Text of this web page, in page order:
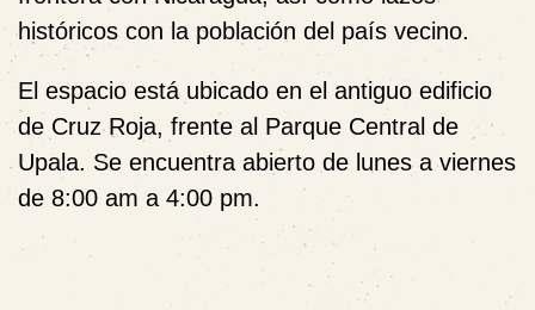
históricos con la población del país vecino.
El espacio está ubicado en el antiguo edificio
de Cruz Roja, frente al Parque Central de
Upala. Se encuentra abierto de lunes a viernes
de 8:00 am a 4:00 pm.